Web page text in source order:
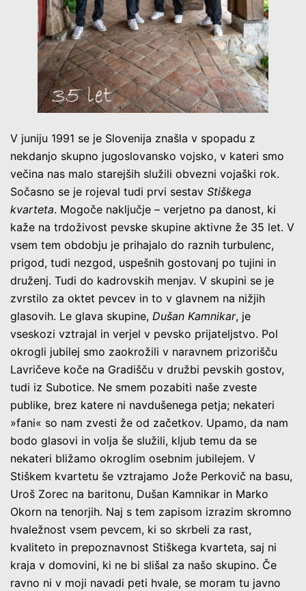
V juniju 1991 se je Slovenija znašla v spopadu z
nekdanjo skupno jugoslovansko vojsko, v kateri smo
večina nas malo starejših služili obvezni vojaški rok.
Sočasno se je rojeval tudi prvi sestav Stiškega
kvarteta. Mogoče naključje – verjetno pa danost, ki
kaže na trdoživost pevske skupine aktivne že 35 let. V
vsem tem obdobju je prihajalo do raznih turbulenc,
prigod, tudi nezgod, uspešnih gostovanj po tujini in
druženj. Tudi do kadrovskih menjav. V skupini se je
zvrstilo za oktet pevcev in to v glavnem na nižjih
glasovih. Le glava skupine, Dušan Kamnikar, je
vseskozi vztrajal in verjel v pevsko prijateljstvo. Pol
okrogli jubilej smo zaokrožili v naravnem prizorišču
Lavričeve koče na Gradišču v družbi pevskih gostov,
tudi iz Subotice. Ne smem pozabiti naše zveste
publike, brez katere ni navdušenega petja; nekateri
»fani« so nam zvesti že od začetkov. Upamo, da nam
bodo glasovi in volja še služili, kljub temu da se
nekateri bližamo okroglim osebnim jubilejem. V
Stiškem kvartetu še vztrajamo Jože Perkovič na basu,
Uroš Zorec na baritonu, Dušan Kamnikar in Marko
Okorn na tenorjih. Naj s tem zapisom izrazim skromno
hvaležnost vsem pevcem, ki so skrbeli za rast,
kvaliteto in prepoznavnost Stiškega kvarteta, saj ni
kraja v domovini, ki ne bi slišal za našo skupino. Če
ravno ni v moji navadi peti hvale, se moram tu javno